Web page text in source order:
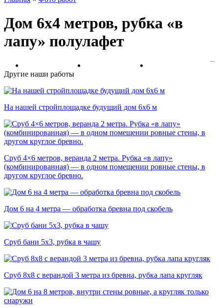
Дом 6х4 метров, рубка «в
лапу» полулафет
Другие наши работы
На нашей стройплощадке будущий дом 6х6 м
Сруб 4×6 метров, веранда 2 метра. Рубка «в лапу»
(комбинированная) — в одном помещении ровные стены, в
другом круглое бревно.
Дом 6 на 4 метра — обработка бревна под скобель
Сруб бани 5х3, рубка в чашу
Сруб 8х8 с верандой 3 метра из бревна, рубка лапа кругляк